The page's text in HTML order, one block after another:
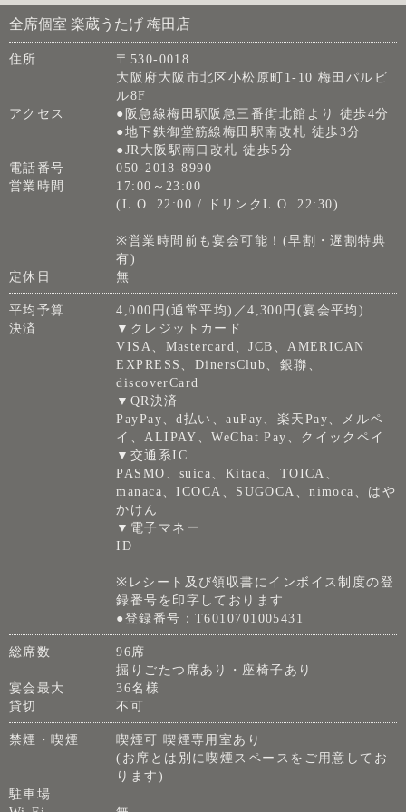
全席個室 楽蔵うたげ 梅田店
住所
〒530-0018
大阪府大阪市北区小松原町1-10 梅田パルビ
ル8F
アクセス
●阪急線梅田駅阪急三番街北館より 徒歩4分
●地下鉄御堂筋線梅田駅南改札 徒歩3分
●JR大阪駅南口改札 徒歩5分
電話番号
050-2018-8990
営業時間
17:00～23:00
(L.O. 22:00 / ドリンクL.O. 22:30)
※営業時間前も宴会可能！(早割・遅割特典
有)
定休日
無
平均予算
4,000円(通常平均)／4,300円(宴会平均)
決済
▼クレジットカード
VISA、Mastercard、JCB、AMERICAN
EXPRESS、DinersClub、銀聯、
discoverCard
▼QR決済
PayPay、d払い、auPay、楽天Pay、メルペ
イ、ALIPAY、WeChat Pay、クイックペイ
▼交通系IC
PASMO、suica、Kitaca、TOICA、
manaca、ICOCA、SUGOCA、nimoca、はや
かけん
▼電子マネー
ID
※レシート及び領収書にインボイス制度の登
録番号を印字しております
●登録番号：T6010701005431
総席数
96席
掘りごたつ席あり・座椅子あり
宴会最大
36名様
貸切
不可
禁煙・喫煙
喫煙可 喫煙専用室あり
(お席とは別に喫煙スペースをご用意してお
ります)
駐車場